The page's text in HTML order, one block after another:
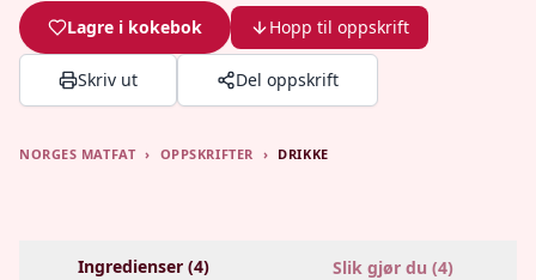
Lagre i kokebok Hopp til oppskrift
Skriv ut Del oppskrift
NORGES MATFAT › OPPSKRIFTER › DRIKKE
Ingredienser (4) Slik gjør du (4)